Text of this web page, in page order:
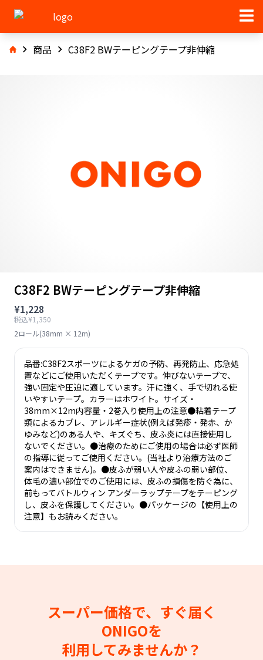
商品 C38F2 BWテーピングテープ非伸縮
C38F2 BWテーピングテープ非伸縮
¥1,228
税込¥1,350
2ロール(38mm × 12m)
品番:C38F2スポーツによるケガの予防、再発防止、応急処
置などにご使用いただくテープです。伸びないテープで、
強い固定や圧迫に適しています。汗に強く、手で切れる使
いやすいテープ。カラーはホワイト。サイズ・
38mm×12m内容量・2巻入り使用上の注意●粘着テープ
類によるカブレ、アレルギー症状(例えば発疹・発赤、か
ゆみなど)のある人や、キズぐち、皮ふ炎には直接使用し
ないでください。●治療のためにご使用の場合は必ず医師
の指導に従ってご使用ください。(当社より治療方法のご
案内はできません)。●皮ふが弱い人や皮ふの弱い部位、
体毛の濃い部位でのご使用には、皮ふの損傷を防ぐ為に、
前もってバトルウィン アンダーラップテープをテーピング
し、皮ふを保護してください。●パッケージの【使用上の
注意】もお読みください。
スーパー価格で、すぐ届く
ONIGOを
利用してみませんか？